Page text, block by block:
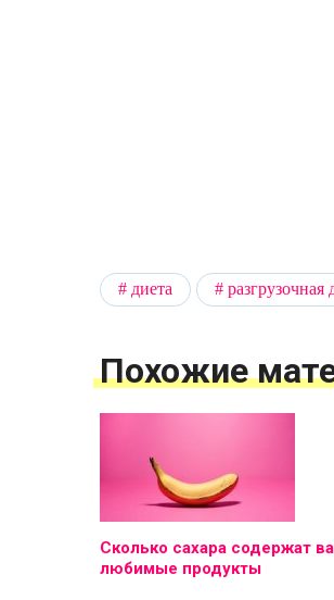
диета разгрузочная
Похожие
Сколько сахара содержат
любимые продукты